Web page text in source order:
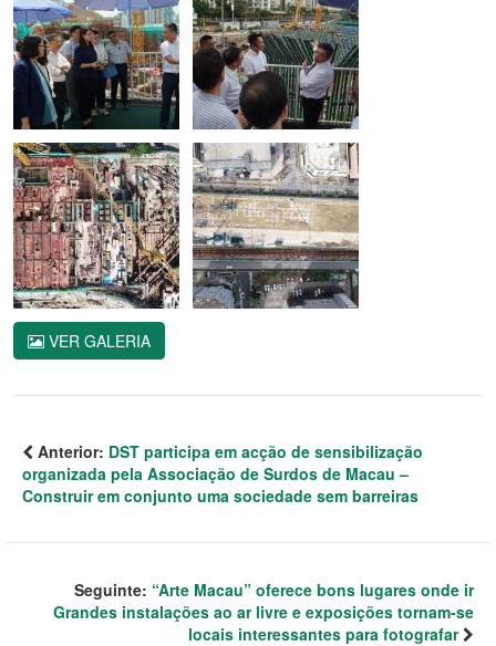
VER GALERIA
Anterior: DST participa em acção de sensibilização
organizada pela Associação de Surdos de Macau –
Construir em conjunto uma sociedade sem barreiras
Seguinte: “Arte Macau” oferece bons lugares onde ir
Grandes instalações ao ar livre e exposições tornam-se
locais interessantes para fotografar